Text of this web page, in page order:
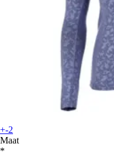
+-2
Maat
*